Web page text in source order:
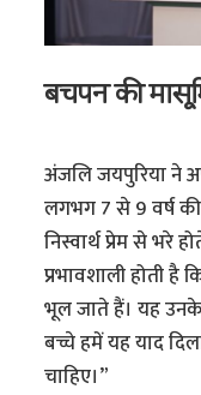
बचपन की
अंजलि जयपुरिया ने
लगभग 7 से 9 वर्ष
निस्वार्थ प्रेम से भरे
प्रभावशाली होती
भूल जाते हैं। यह
बच्चे हमें यह याद
चाहिए।”